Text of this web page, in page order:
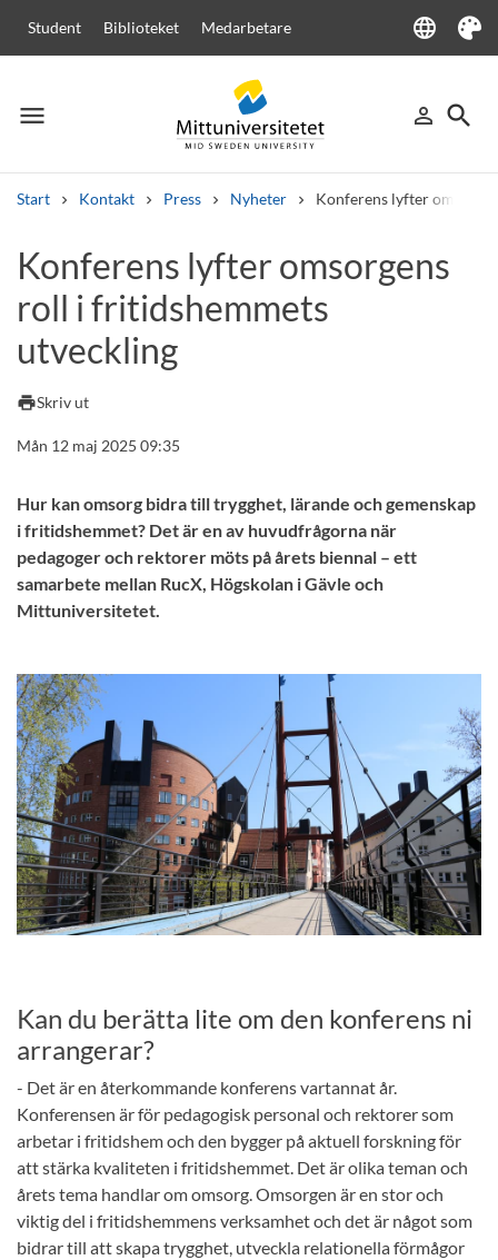
Student Biblioteket Medarbetare language
Language
Tema
menu
Meny person_outline
Logga in
search
Sök
Start Kontakt Press Nyheter Konferens lyfter
Andra söktjänster
Kurser och program KursplanerVälkomstbrev
Lediga jobb
Konferens lyfter omsorgens
roll i fritidshemmets
utveckling
printSkriv ut
Mån 12 maj 2025 09:35
Hur kan omsorg bidra till trygghet, lärande och gemenskap
i fritidshemmet? Det är en av huvudfrågorna när
pedagoger och rektorer möts på årets biennal – ett
samarbete mellan RucX, Högskolan i Gävle och
Mittuniversitetet.
Kan du berätta lite om den konferens ni
arrangerar?
- Det är en återkommande konferens vartannat år.
Konferensen är för pedagogisk personal och rektorer som
arbetar i fritidshem och den bygger på aktuell forskning för
att stärka kvaliteten i fritidshemmet. Det är olika teman och
årets tema handlar om omsorg. Omsorgen är en stor och
viktig del i fritidshemmens verksamhet och det är något som
bidrar till att skapa trygghet, utveckla relationella förmågor